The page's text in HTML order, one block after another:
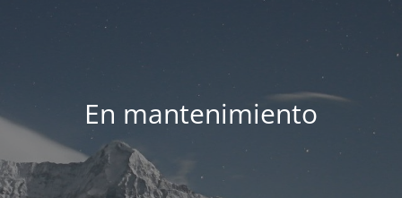
En mantenimiento